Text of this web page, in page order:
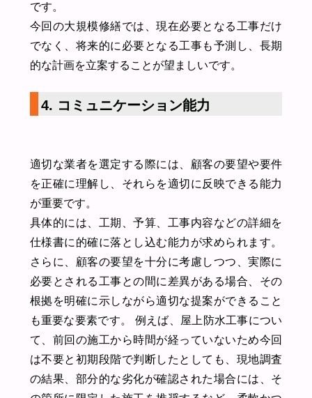
です。
今回の大規模修繕では、現在必要となる工事だけ
でなく、将来的に必要となる工事も予測し、長期
的な計画を立案することが望ましいです。
4. コミュニケーション能力
適切な業者を選定する際には、顧客の要望や要件
を正確に理解し、それらを適切に反映できる能力
が重要です。
具体的には、工期、予算、工事内容などの詳細を
仕様書に的確に落とし込む能力が求められます。
さらに、顧客の要望を十分に考慮しつつ、実際に
必要とされる工事との間に差異がある場合、その
根拠を明確に示しながら適切な提案ができること
も重要な要素です。 例えば、屋上防水工事につい
て、前回の施工から時間が経っていないため今回
は不要と初期段階で判断したとしても、現地調査
の結果、部分的な劣化が確認された場合には、そ